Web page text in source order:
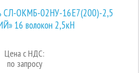
СЛ-ОКМБ-02НУ-16Е7(200)-2,5
16 волокон 2,5кН
Цена с НДС:
по запросу